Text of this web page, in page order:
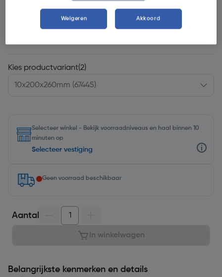
€ 7,34
Kies productvariant(2)
Selecteer winkel - Bekijk voorraadniveaus en haal binnen 10
minuten op
Selecteer vestiging
Geen voorraad beschikbaar
Aantal
In winkelwagen
Belangrijkste kenmerken en details
Weigeren Akkoord